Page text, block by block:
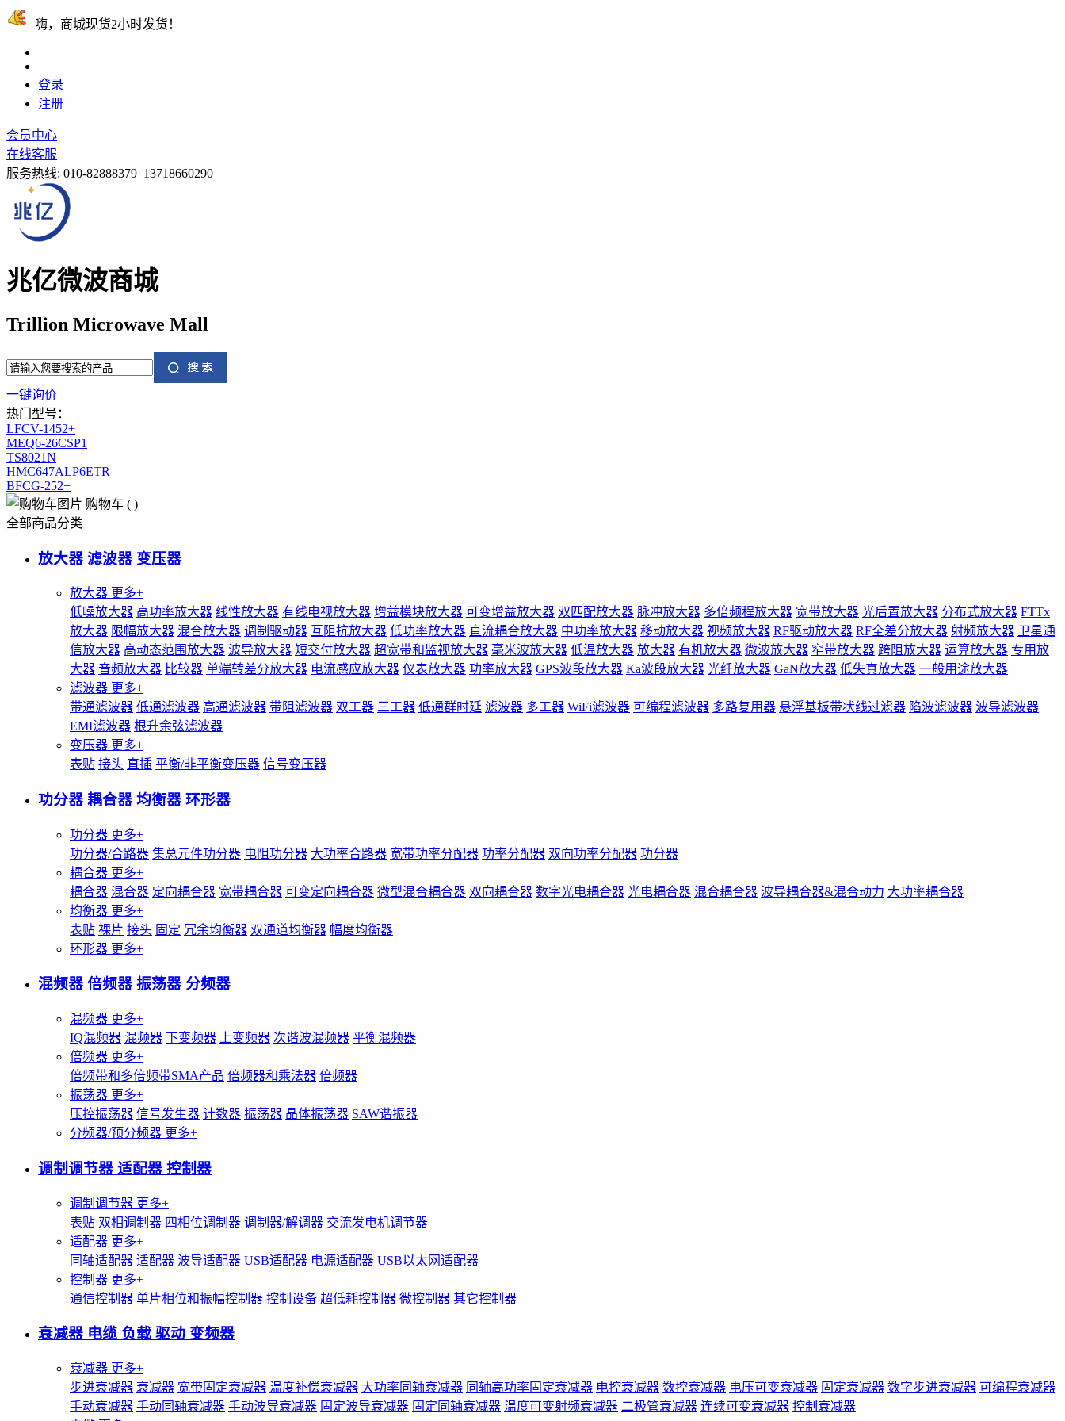
嗨，商城现货2小时发货！
登录
注册
会员中心
在线客服
服务热线: 010-82888379 13718660290
兆亿微波商城
Trillion Microwave Mall
一键询价
热门型号：
LFCV-1452+
MEQ6-26CSP1
TS8021N
HMC647ALP6ETR
BFCG-252+
购物车 ( )
全部商品分类
放大器 滤波器 变压器
放大器 更多+
低噪放大器 高功率放大器 线性放大器 有线电视放大器 增益模块放大器 可变增益放大器 双匹配放大器 脉冲放大器 多倍频程放大器 宽带放大器 光后置放大器 分布式放大器 FTTx
放大器 限幅放大器 混合放大器 调制驱动器 互阻抗放大器 低功率放大器 直流耦合放大器 中功率放大器 移动放大器 视频放大器 RF驱动放大器 RF全差分放大器 射频放大器 卫星通
信放大器 高动态范围放大器 波导放大器 短交付放大器 超宽带和监视放大器 毫米波放大器 低温放大器 放大器 有机放大器 微波放大器 窄带放大器 跨阻放大器 运算放大器 专用放
大器 音频放大器 比较器 单端转差分放大器 电流感应放大器 仪表放大器 功率放大器 GPS波段放大器 Ka波段放大器 光纤放大器 GaN放大器 低失真放大器 一般用途放大器
滤波器 更多+
带通滤波器 低通滤波器 高通滤波器 带阻滤波器 双工器 三工器 低通群时延 滤波器 多工器 WiFi滤波器 可编程滤波器 多路复用器 悬浮基板带状线过滤器 陷波滤波器 波导滤波器
EMI滤波器 根升余弦滤波器
变压器 更多+
表贴 接头 直插 平衡/非平衡变压器 信号变压器
功分器 耦合器 均衡器 环形器
功分器 更多+
功分器/合路器 集总元件功分器 电阻功分器 大功率合路器 宽带功率分配器 功率分配器 双向功率分配器 功分器
耦合器 更多+
耦合器 混合器 定向耦合器 宽带耦合器 可变定向耦合器 微型混合耦合器 双向耦合器 数字光电耦合器 光电耦合器 混合耦合器 波导耦合器&混合动力 大功率耦合器
均衡器 更多+
表贴 裸片 接头 固定 冗余均衡器 双通道均衡器 幅度均衡器
环形器 更多+
混频器 倍频器 振荡器 分频器
混频器 更多+
IQ混频器 混频器 下变频器 上变频器 次谐波混频器 平衡混频器
倍频器 更多+
倍频带和多倍频带SMA产品 倍频器和乘法器 倍频器
振荡器 更多+
压控振荡器 信号发生器 计数器 振荡器 晶体振荡器 SAW谐振器
分频器/预分频器 更多+
调制调节器 适配器 控制器
调制调节器 更多+
表贴 双相调制器 四相位调制器 调制器/解调器 交流发电机调节器
适配器 更多+
同轴适配器 适配器 波导适配器 USB适配器 电源适配器 USB以太网适配器
控制器 更多+
通信控制器 单片相位和振幅控制器 控制设备 超低耗控制器 微控制器 其它控制器
衰减器 电缆 负载 驱动 变频器
衰减器 更多+
步进衰减器 衰减器 宽带固定衰减器 温度补偿衰减器 大功率同轴衰减器 同轴高功率固定衰减器 电控衰减器 数控衰减器 电压可变衰减器 固定衰减器 数字步进衰减器 可编程衰减器
手动衰减器 手动同轴衰减器 手动波导衰减器 固定波导衰减器 固定同轴衰减器 温度可变射频衰减器 二极管衰减器 连续可变衰减器 控制衰减器